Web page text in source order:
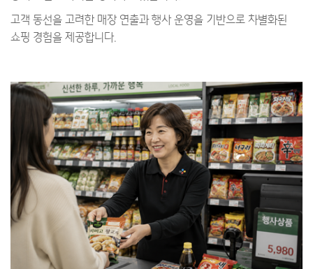
고객 동선을 고려한 매장 연출과 행사 운영을 기반으로 차별화된
쇼핑 경험을 제공합니다.